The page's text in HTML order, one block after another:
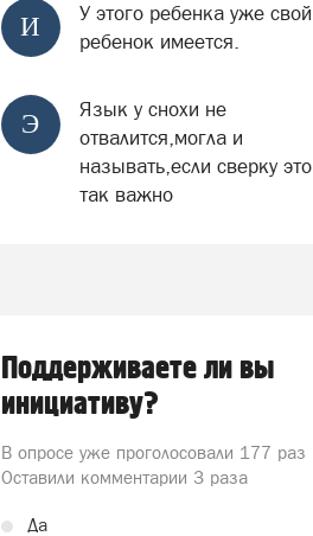
И
У этого ребенка уже свой
ребенок имеется.
Э
Язык у снохи не
отвалится,могла и
называть,если сверку это
так важно
Поддерживаете ли вы
инициативу?
В опросе уже проголосовали 177 раз
Оставили комментарии 3 раза
Да